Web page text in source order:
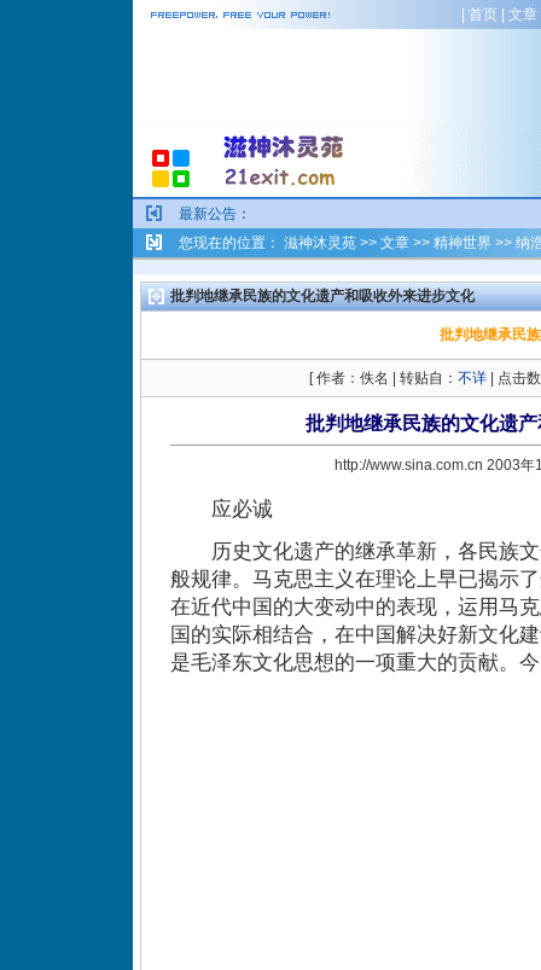
首页 文章
最新公告 ：
您现在的位置： 滋神沐灵苑 >> 文章 >> 精神世界 >> 纳
批判地继承民族的文化遗产和吸收外来进步文化
批判地继承民
[ 作者：佚名 | 转贴自： 不详| 点击
批判地继承民族的文化遗
http://www.sina.com.cn 2003
应必诚
历史文化遗产的继承革新，各民族文
般规律。马克思主义在理论上早已揭示
在近代中国的大变动中的表现，运用马
国的实际相结合，在中国解决好新文化
是毛泽东文化思想的一项重大的贡献。